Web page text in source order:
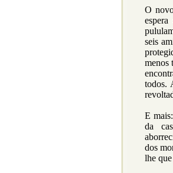
O
seis
menos
todos.
E
da
dos
lhe